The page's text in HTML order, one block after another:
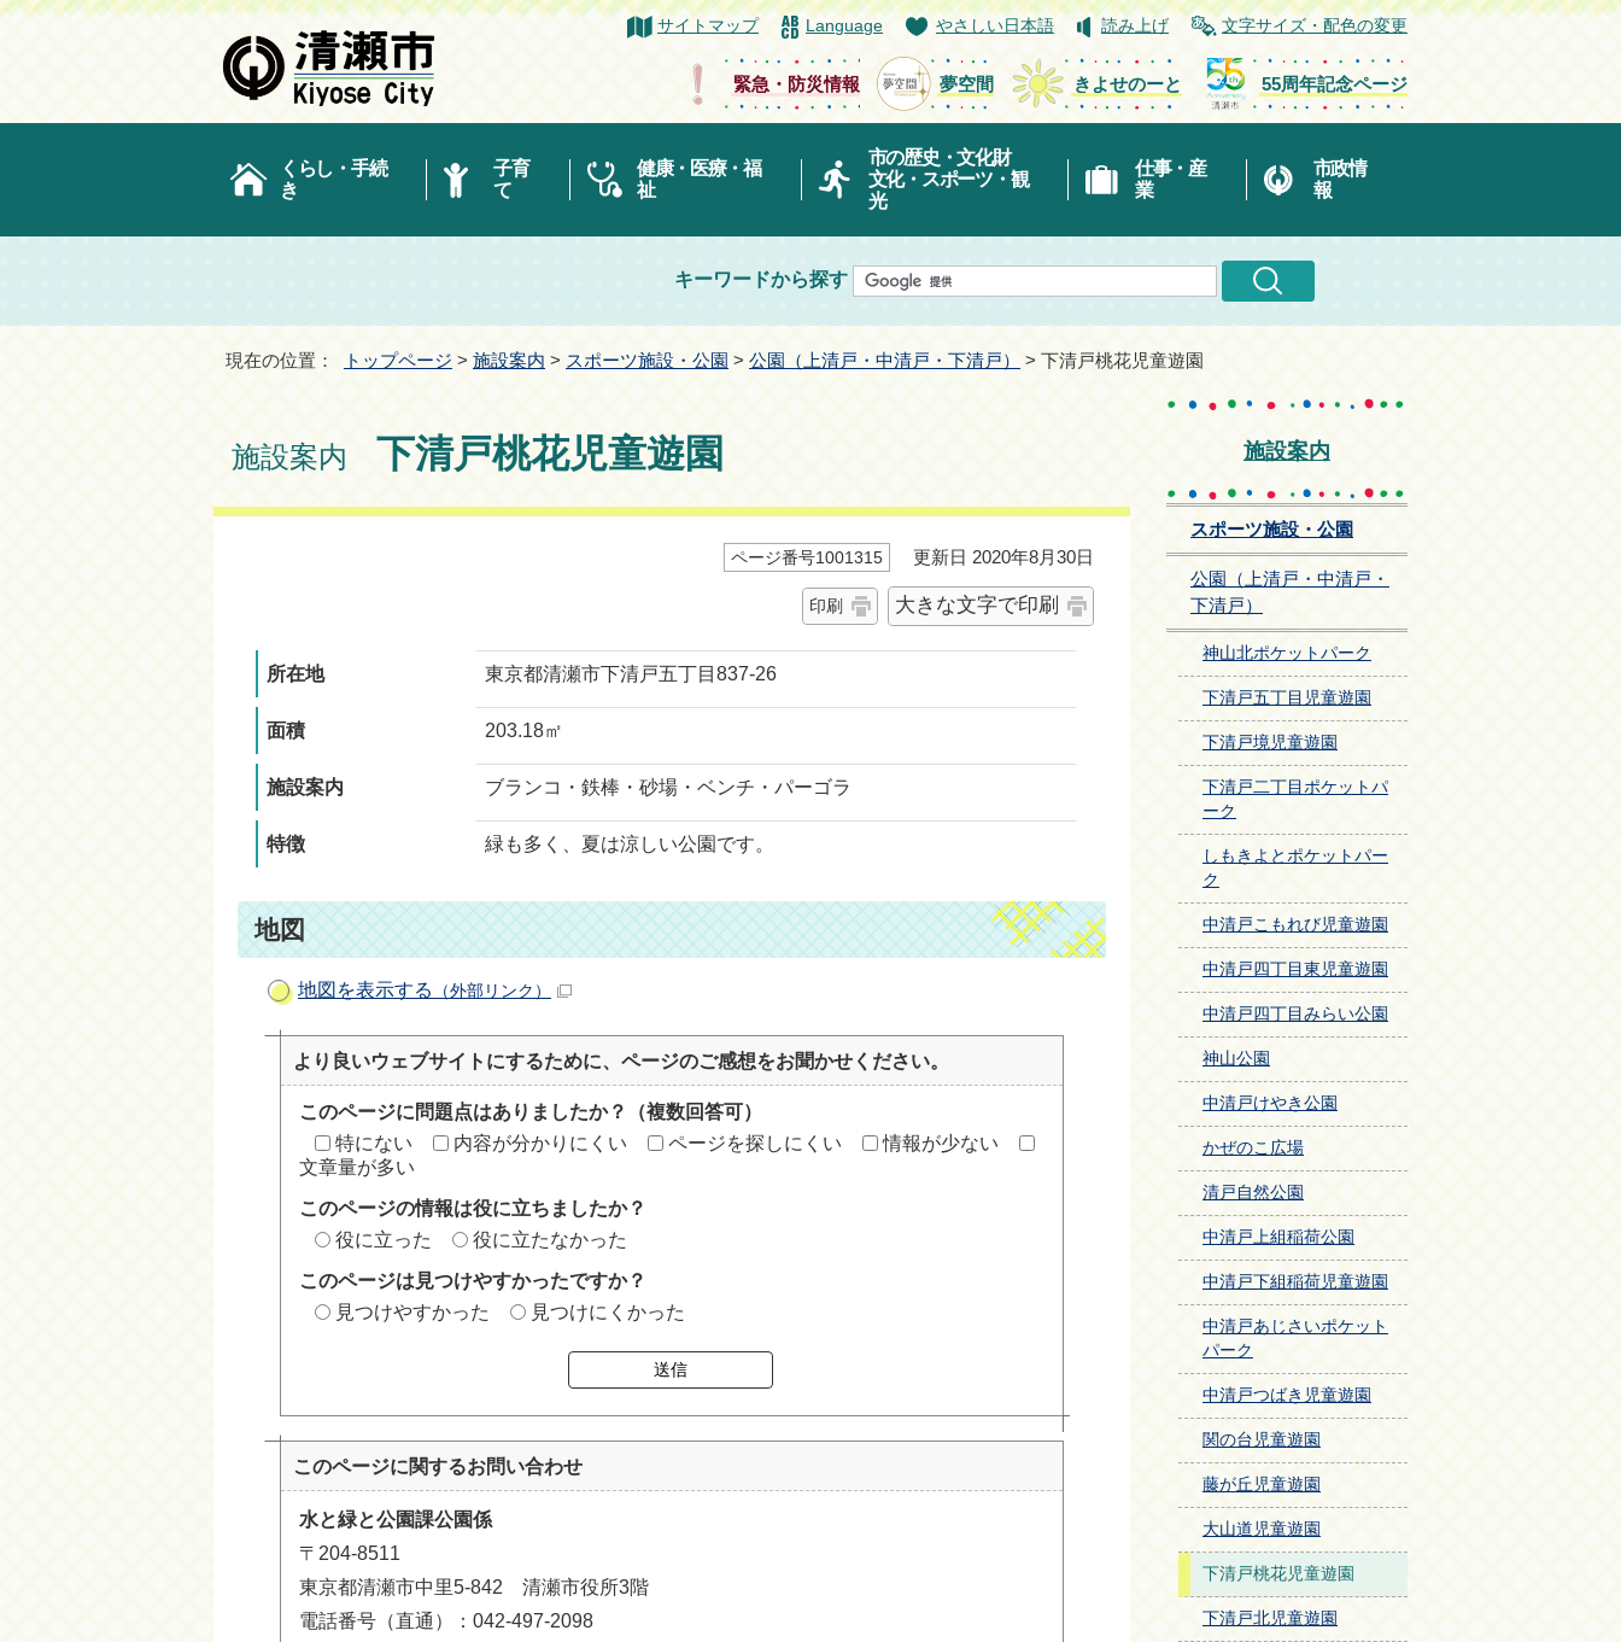
サイトマップ Language やさしい日本語 読み上げ 文字サイズ・配色の変更
緊急・防災情報 夢空間 きよせのーと 55周年記念ページ
くらし・手続
き
子育
て
健康・医療・福
祉
市の歴史・文化財
文化・スポーツ・観
光
仕事・産
業
市政情
報
キーワードから探す
現在の位置： トップページ > 施設案内 > スポーツ施設・公園 > 公園（上清戸・中清戸・下清戸） > 下清戸桃花児童遊園
施設案内 下清戸桃花児童遊園
ページ番号1001315 更新日 2020年8月30日
印刷 大きな文字で印刷
所在地 東京都清瀬市下清戸五丁目837-26
面積 203.18㎡
施設案内 ブランコ・鉄棒・砂場・ベンチ・パーゴラ
特徴 緑も多く、夏は涼しい公園です。
地図
地図を表示する （外部リンク）
より良いウェブサイトにするために、ページのご感想をお聞かせください。
このページに問題点はありましたか？（複数回答可）
特にない
内容が分かりにくい ページを探しにくい
情報が少ない
文章量が多い
このページの情報は役に立ちましたか？
役に立った
役に立たなかった
このページは見つけやすかったですか？
見つけやすかった
見つけにくかった
送信
このページに関するお問い合わせ
水と緑と公園課公園係
〒204-8511
東京都清瀬市中里5-842 清瀬市役所3階
電話番号（直通）：042-497-2098
施設案内
スポーツ施設・公園
公園（上清戸・中清戸・
下清戸）
神山北ポケットパーク
下清戸五丁目児童遊園
下清戸境児童遊園
下清戸二丁目ポケットパ
ーク
しもきよとポケットパー
ク
中清戸こもれび児童遊園
中清戸四丁目東児童遊園
中清戸四丁目みらい公園
神山公園
中清戸けやき公園
かぜのこ広場
清戸自然公園
中清戸上組稲荷公園
中清戸下組稲荷児童遊園
中清戸あじさいポケット
パーク
中清戸つばき児童遊園
関の台児童遊園
藤が丘児童遊園
大山道児童遊園
下清戸桃花児童遊園
下清戸北児童遊園